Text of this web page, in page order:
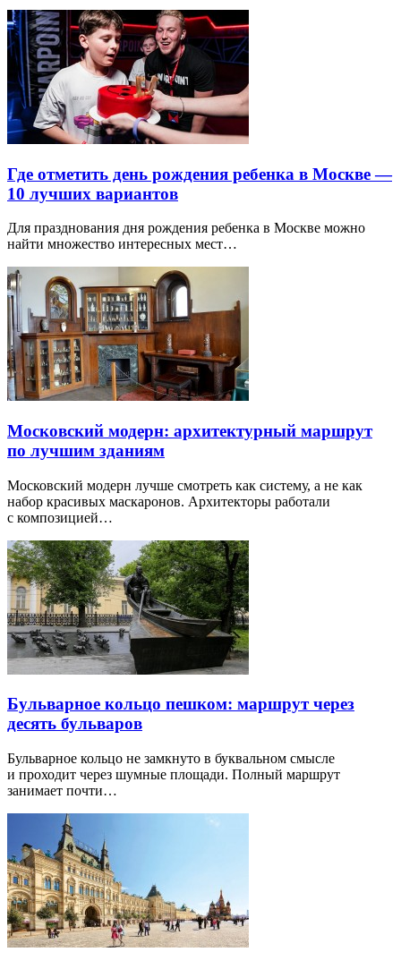
Где отметить день рождения ребенка в Москве —
10 лучших вариантов
Для празднования дня рождения ребенка в Москве можно
найти множество интересных мест…
Московский модерн: архитектурный маршрут
по лучшим зданиям
Московский модерн лучше смотреть как систему, а не как
набор красивых маскаронов. Архитекторы работали
с композицией…
Бульварное кольцо пешком: маршрут через
десять бульваров
Бульварное кольцо не замкнуто в буквальном смысле
и проходит через шумные площади. Полный маршрут
занимает почти…